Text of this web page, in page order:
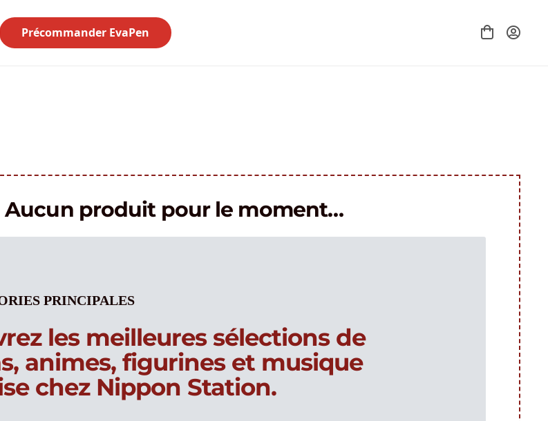
Précommander EvaPen
Aucun produit pour le moment…
PRINCIPALES
les meilleures sélections de
animes, figurines et musique
chez Nippon Station.